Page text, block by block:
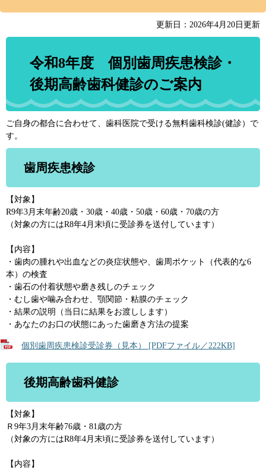
更新日：2026年4月20日更新
令和8年度 個別歯周疾患検診・
後期高齢歯科健診のご案内
ご自身の都合に合わせて、歯科医院で受ける無料歯科検診(健診）で
す。
歯周疾患検診
【対象】
R9年3月末年齢20歳・30歳・40歳・50歳・60歳・70歳の方
（対象の方にはR8年4月末頃に受診券を送付しています）
【内容】
・歯肉の腫れや出血などの炎症状態や、歯周ポケット（代表的な6
本）の検査
・歯石の付着状態や磨き残しのチェック
・むし歯や噛み合わせ、顎関節・粘膜のチェック
・結果の説明（当日に結果をお渡しします）
・あなたのお口の状態にあった歯磨き方法の提案
個別歯周疾患検診受診券（見本） [PDFファイル／222KB]
後期高齢歯科健診
【対象】
Ｒ9年3月末年齢76歳・81歳の方
（対象の方にはR8年4月末頃に受診券を送付しています）
【内容】